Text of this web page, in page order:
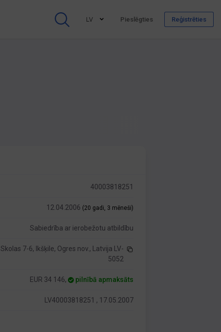
LV Pieslēgties Reģistrēties
40003818251
12.04.2006 (20 gadi, 3 mēneši)
Sabiedrība ar ierobežotu atbildību
Skolas 7-6, Ikšķile, Ogres nov., Latvija LV-
5052
EUR 34 146, pilnībā apmaksāts
LV40003818251 , 17.05.2007